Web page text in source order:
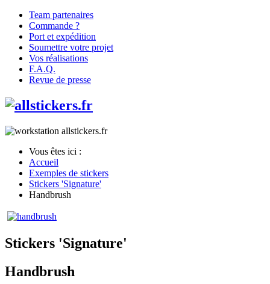
Team partenaires
Commande ?
Port et expédition
Soumettre votre projet
Vos réalisations
F.A.Q.
Revue de presse
Vous êtes ici :
Accueil
Exemples de stickers
Stickers 'Signature'
Handbrush
Stickers 'Signature'
Handbrush